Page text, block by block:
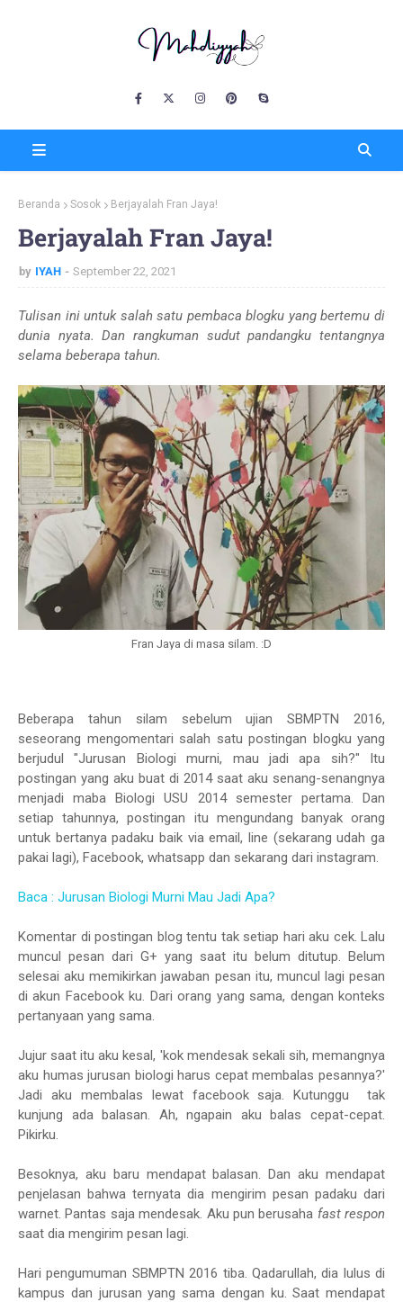
Beranda Sosok Berjayalah Fran Jaya!
Berjayalah Fran Jaya!
by IYAH September 22, 2021
Tulisan ini untuk salah satu pembaca blogku yang bertemu di
dunia nyata. Dan rangkuman sudut pandangku tentangnya
selama beberapa tahun.
Fran Jaya di masa silam. :D
Beberapa tahun silam sebelum ujian SBMPTN 2016,
seseorang mengomentari salah satu postingan blogku yang
berjudul "Jurusan Biologi murni, mau jadi apa sih?" Itu
postingan yang aku buat di 2014 saat aku senang-senangnya
menjadi maba Biologi USU 2014 semester pertama. Dan
setiap tahunnya, postingan itu mengundang banyak orang
untuk bertanya padaku baik via email, line (sekarang udah ga
pakai lagi), Facebook, whatsapp dan sekarang dari instagram.
Baca : Jurusan Biologi Murni Mau Jadi Apa?
Komentar di postingan blog tentu tak setiap hari aku cek. Lalu
muncul pesan dari G+ yang saat itu belum ditutup. Belum
selesai aku memikirkan jawaban pesan itu, muncul lagi pesan
di akun Facebook ku. Dari orang yang sama, dengan konteks
pertanyaan yang sama.
Jujur saat itu aku kesal, 'kok mendesak sekali sih, memangnya
aku humas jurusan biologi harus cepat membalas pesannya?'
Jadi aku membalas lewat facebook saja. Kutunggu tak
kunjung ada balasan. Ah, ngapain aku balas cepat-cepat.
Pikirku.
Besoknya, aku baru mendapat balasan. Dan aku mendapat
penjelasan bahwa ternyata dia mengirim pesan padaku dari
warnet. Pantas saja mendesak. Aku pun berusaha fast respon
saat dia mengirim pesan lagi.
Hari pengumuman SBMPTN 2016 tiba. Qadarullah, dia lulus di
kampus dan jurusan yang sama dengan ku. Saat mendapat